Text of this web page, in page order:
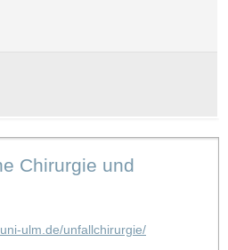
Chirurgie und
ulm.de/unfallchirurgie/